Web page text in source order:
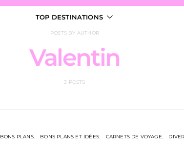
TOP DESTINATIONS
POSTS BY AUTHOR
Valentin
3 POSTS
BONS PLANS BONS PLANS ET IDÉES CARNETS DE VOYAGE